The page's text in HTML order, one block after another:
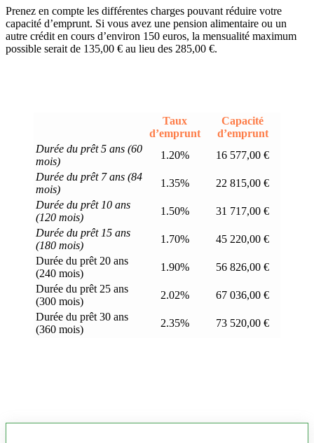
Prenez en compte les différentes charges pouvant réduire votre
capacité d’emprunt. Si vous avez une pension alimentaire ou un
autre crédit en cours d’environ 150 euros, la mensualité maximum
possible serait de 135,00 € au lieu des 285,00 €.
Taux
d’emprunt
Capacité
d’emprunt
Durée du prêt 5 ans (60
mois)
1.20%
16 577,00 €
Durée du prêt 7 ans (84
mois)
1.35%
22 815,00 €
Durée du prêt 10 ans
(120 mois)
1.50%
31 717,00 €
Durée du prêt 15 ans
(180 mois)
1.70%
45 220,00 €
Durée du prêt 20 ans
(240 mois)
1.90%
56 826,00 €
Durée du prêt 25 ans
(300 mois)
2.02%
67 036,00 €
Durée du prêt 30 ans
(360 mois)
2.35% 73 520,00 €